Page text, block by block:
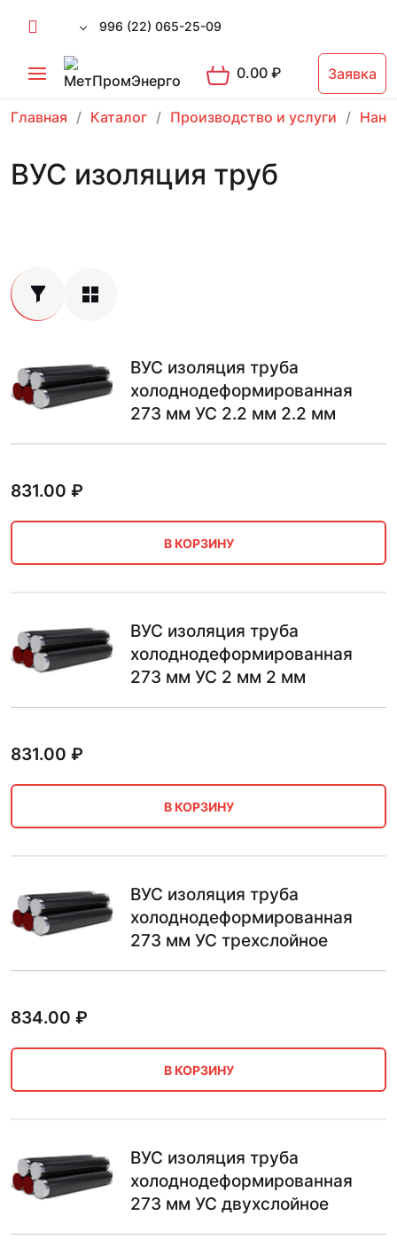
996 (22) 065-25-09
0.00₽ Заявка
Главная Каталог Производство и услуги
ВУС изоляция труб
ВУС изоляция труба
холоднодеформированная
273 мм УС 2.2 мм 2.2 мм
831.00 ₽
В КОРЗИНУ
ВУС изоляция труба
холоднодеформированная
273 мм УС 2 мм 2 мм
831.00 ₽
В КОРЗИНУ
ВУС изоляция труба
холоднодеформированная
273 мм УС трехслойное
834.00 ₽
В КОРЗИНУ
ВУС изоляция труба
холоднодеформированная
273 мм УС двухслойное